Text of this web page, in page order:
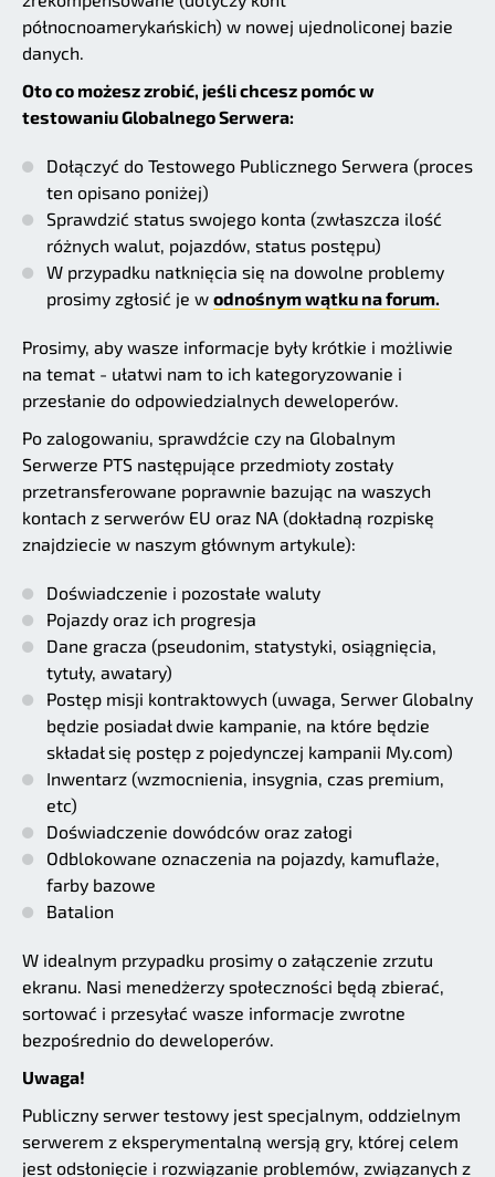
północnoamerykańskich) w nowej ujednoliconej bazie
danych.
Oto co możesz zrobić, jeśli chcesz pomóc w
testowaniu Globalnego Serwera:
Dołączyć do Testowego Publicznego Serwera (proces
ten opisano poniżej)
Sprawdzić status swojego konta (zwłaszcza ilość
różnych walut, pojazdów, status postępu)
W przypadku natknięcia się na dowolne problemy
prosimy zgłosić je w odnośnym wątku na forum.
Prosimy, aby wasze informacje były krótkie i możliwie
na temat - ułatwi nam to ich kategoryzowanie i
przesłanie do odpowiedzialnych deweloperów.
Po zalogowaniu, sprawdźcie czy na Globalnym
Serwerze PTS następujące przedmioty zostały
przetransferowane poprawnie bazując na waszych
kontach z serwerów EU oraz NA (dokładną rozpiskę
znajdziecie w naszym głównym artykule):
Doświadczenie i pozostałe waluty
Pojazdy oraz ich progresja
Dane gracza (pseudonim, statystyki, osiągnięcia,
tytuły, awatary)
Postęp misji kontraktowych (uwaga, Serwer Globalny
będzie posiadał dwie kampanie, na które będzie
składał się postęp z pojedynczej kampanii My.com)
Inwentarz (wzmocnienia, insygnia, czas premium,
etc)
Doświadczenie dowódców oraz załogi
Odblokowane oznaczenia na pojazdy, kamuflaże,
farby bazowe
Batalion
W idealnym przypadku prosimy o załączenie zrzutu
ekranu. Nasi menedżerzy społeczności będą zbierać,
sortować i przesyłać wasze informacje zwrotne
bezpośrednio do deweloperów.
Uwaga!
Publiczny serwer testowy jest specjalnym, oddzielnym
serwerem z eksperymentalną wersją gry, której celem
jest odsłonięcie i rozwiązanie problemów, związanych z